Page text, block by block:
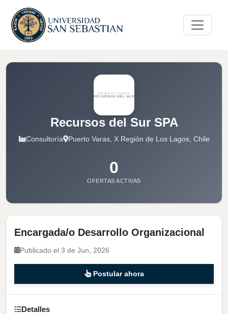
Recursos del Sur SPA
Consultoría Puerto Varas, X Región de Los Lagos, Chile
0
OFERTAS ACTIVAS
Encargada/o Desarrollo Organizacional
Publicado el 3 de Jun, 2026
Postular ahora
Detalles